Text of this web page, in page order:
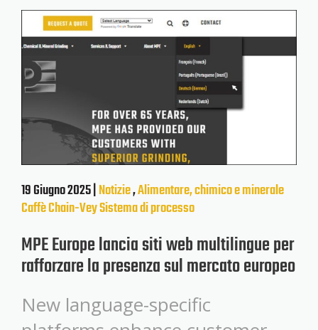
19 Giugno 2025 |Notizie,Alimentare, chimico e minerale
CaffèChain-VeySistema di processo
MPE Europe lancia siti web multilingue per
rafforzare la presenza sul mercato europeo
New language-specific